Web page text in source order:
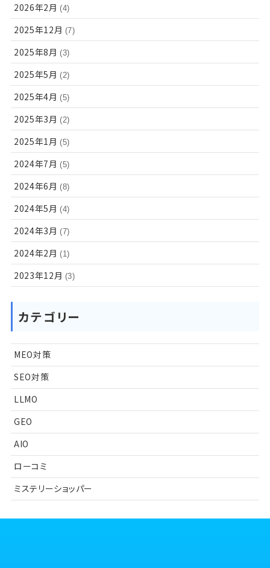
2026年2月 (4)
2025年12月 (7)
2025年8月 (3)
2025年5月 (2)
2025年4月 (5)
2025年3月 (2)
2025年1月 (5)
2024年7月 (5)
2024年6月 (8)
2024年5月 (4)
2024年3月 (7)
2024年2月 (1)
2023年12月 (3)
カテゴリー
MEO対策
SEO対策
LLMO
GEO
AIO
ローコミ
ミステリーショッパー